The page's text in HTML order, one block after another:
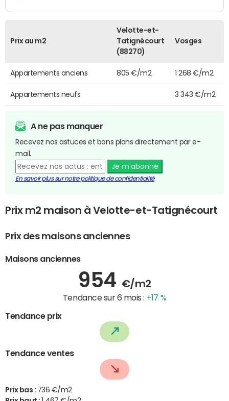
Prix au m2
Velotte-et-
Tatignécourt
(88270)
Vosges
Appartements anciens 805 €/m2 1 268 €/m2
Appartements neufs 3 343 €/m2
A ne pas manquer
Recevez nos astuces et bons plans directement par e-
mail.
Je m'abonne
En savoir plus sur notre politique de confidentialité
Prix m2 maison à Velotte-et-Tatignécourt
Prix des maisons anciennes
Maisons anciennes
954 €/m2
Tendance sur 6 mois : +17 %
Tendance prix
Tendance ventes
Prix bas : 736 €/m2